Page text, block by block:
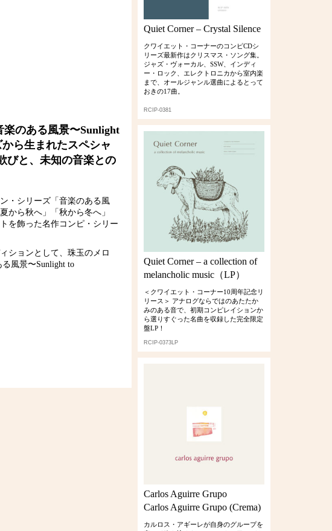
のある風景〜Sunlight
ら生まれたスペシャ
びと、未知の音楽との
・シリーズ「音楽のある風
から秋へ」「秋から冬へ」
を飾った名作コンピ・シリー
ションとして、珠玉のメロ
風景〜Sunlight to
Quiet Corner – Crystal Silence
クワイエット・コーナーのコンピCDシ
リーズ最新作はクリスマス・ソング集。
ジャズ・ヴォーカル、SSW、インディ
ー・ロック、エレクトロニカから室内楽
まで、オールジャンル選曲によるとって
おきの17曲。
RCIP-0381
Quiet Corner – a collection of
melancholic music（LP）
＜クワイエット・コーナー10周年記念リ
リース＞ アナログならではのあたたか
みのある音で、初期コンピレイションか
ら選りすぐった名曲を収録した完全限定
盤LP！
RCIP-0373LP
Carlos Aguirre Grupo
Carlos Aguirre Grupo (Crema)
カルロス・アギーレが自身のグループを